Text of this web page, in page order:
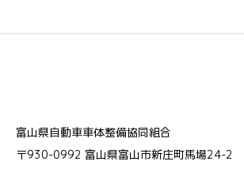
富山県自動車車体整備協同組合
〒930-0992 富山県富山市新庄町馬場24-2